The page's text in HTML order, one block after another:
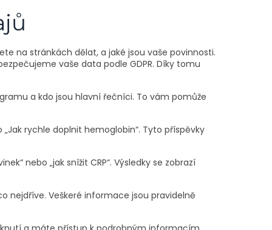
na stránkách dělat, a jaké jsou vaše povinnosti.
vaše data podle GDPR. Díky tomu
a kdo jsou hlavní řečníci. To vám pomůže
rychle doplnit hemoglobin“. Tyto příspěvky
nebo „jak snížit CRP“. Výsledky se zobrazí
nejdříve. Veškeré informace jsou pravidelně